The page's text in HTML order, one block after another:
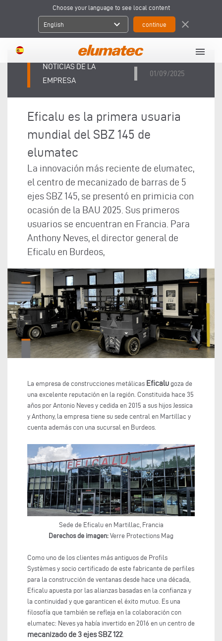
Choose your language to see local content
English expand_more close
menu
NOTICIAS DE LA
EMPRESA
01/09/2025
Eficalu es la primera usuaria
mundial del SBZ 145 de
elumatec
La innovación más reciente de elumatec,
el centro de mecanizado de barras de 5
ejes SBZ 145, se presentó en primicia con
ocasión de la BAU 2025. Sus primeros
usuarios se encuentran en Francia. Para
Anthony Neves, el director general de
Eficalu en Burdeos,
La empresa de construcciones metálicas Eficalu goza de
una excelente reputación en la región. Constituida hace 35
años por Antonio Neves y cedida en 2015 a sus hijos Jessica
y Anthony, la empresa tiene su sede central en Martillac y
cuenta además con una sucursal en Burdeos.
Sede de Eficalu en Martillac, Francia
Derechos de imagen: Verre Protections Mag
Como uno de los clientes más antiguos de Profils
Systèmes y socio certificado de este fabricante de perfiles
para la construcción de ventanas desde hace una década,
Eficalu apuesta por las alianzas basadas en la confianza y
la continuidad y que garanticen el éxito mutuo. Es una
filosofía que también se refleja en la colaboración con
elumatec: Neves ya había invertido en 2016 en un centro de
mecanizado de 3 ejes SBZ 122.